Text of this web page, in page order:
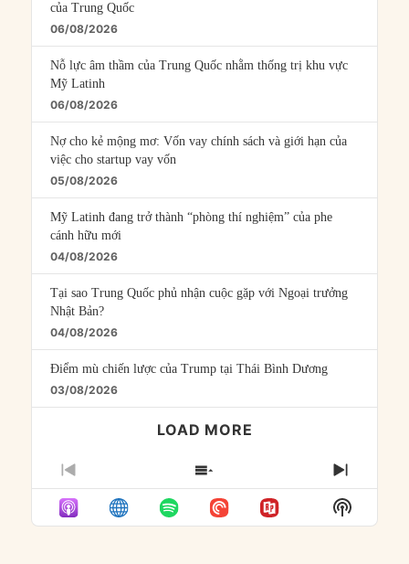
của Trung Quốc
06/08/2026
Nỗ lực âm thầm của Trung Quốc nhằm thống trị khu vực
Mỹ Latinh
06/08/2026
Nợ cho kẻ mộng mơ: Vốn vay chính sách và giới hạn của
việc cho startup vay vốn
05/08/2026
Mỹ Latinh đang trở thành “phòng thí nghiệm” của phe
cánh hữu mới
04/08/2026
Tại sao Trung Quốc phủ nhận cuộc gặp với Ngoại trưởng
Nhật Bản?
04/08/2026
Điểm mù chiến lược của Trump tại Thái Bình Dương
03/08/2026
LOAD MORE
PREVIOUS
EPISODE
SHOW
EPISODES
LIST
NEXT
Show
Podcast